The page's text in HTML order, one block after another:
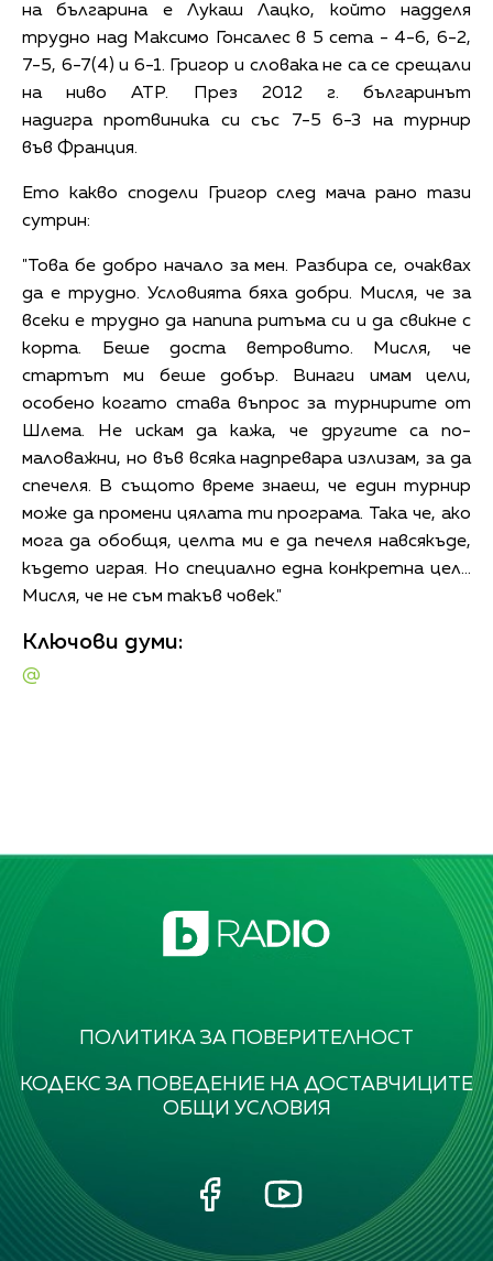
на българина е Лукаш Лацко, който надделя
трудно над Максимо Гонсалес в 5 сета - 4-6, 6-2,
7-5, 6-7(4) и 6-1. Григор и словака не са се срещали
на ниво ATP. През 2012 г. българинът
надигра протвиника си със 7-5 6-3 на турнир
във Франция.
Ето какво сподели Григор след мача рано тази
сутрин:
"Това бе добро начало за мен. Разбира се, очаквах
да е трудно. Условията бяха добри. Мисля, че за
всеки е трудно да напипа ритъма си и да свикне с
корта. Беше доста ветровито. Мисля, че
стартът ми беше добър. Винаги имам цели,
особено когато става въпрос за турнирите от
Шлема. Не искам да кажа, че другите са по-
маловажни, но във всяка надпревара излизам, за да
спечеля. В същото време знаеш, че един турнир
може да промени цялата ти програма. Така че, ако
мога да обобщя, целта ми е да печеля навсякъде,
където играя. Но специално една конкретна цел...
Мисля, че не съм такъв човек."
Ключови думи:
@
ПОЛИТИКА ЗА ПОВЕРИТЕЛНОСТ
КОДЕКС ЗА ПОВЕДЕНИЕ НА ДОСТАВЧИЦИТЕ
ОБЩИ УСЛОВИЯ